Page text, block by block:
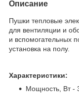
Описание
Пушки тепловые
для вентиляции и
и вспомогательных
установка на полу.
Характеристики:
Мощность, Вт -